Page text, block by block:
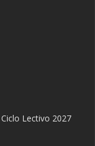
Lectivo 2027